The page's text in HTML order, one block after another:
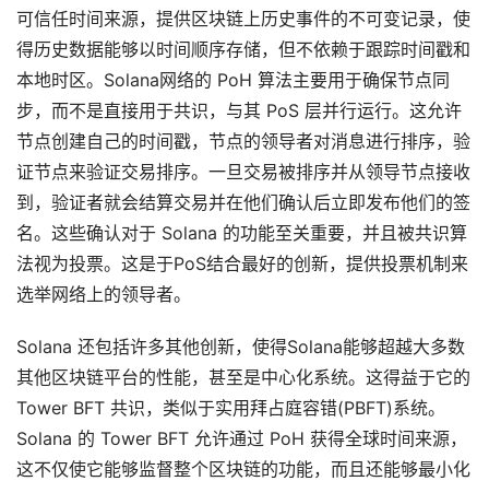
可信任时间来源，提供区块链上历史事件的不可变记录，使
得历史数据能够以时间顺序存储，但不依赖于跟踪时间戳和
本地时区。Solana网络的 PoH 算法主要用于确保节点同
步，而不是直接用于共识，与其 PoS 层并行运行。这允许
节点创建自己的时间戳，节点的领导者对消息进行排序，验
证节点来验证交易排序。一旦交易被排序并从领导节点接收
到，验证者就会结算交易并在他们确认后立即发布他们的签
名。这些确认对于 Solana 的功能至关重要，并且被共识算
法视为投票。这是于PoS结合最好的创新，提供投票机制来
选举网络上的领导者。
Solana 还包括许多其他创新，使得Solana能够超越大多数
其他区块链平台的性能，甚至是中心化系统。这得益于它的
Tower BFT 共识，类似于实用拜占庭容错(PBFT)系统。
Solana 的 Tower BFT 允许通过 PoH 获得全球时间来源，
这不仅使它能够监督整个区块链的功能，而且还能够最小化